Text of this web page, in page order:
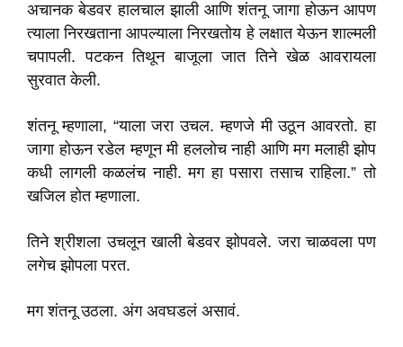
अचानक बेडवर हालचाल झाली आणि शंतनू जागा होऊन आपण
त्याला निरखताना आपल्याला निरखतोय हे लक्षात येऊन शाल्मली
चपापली. पटकन तिथून बाजूला जात तिने खेळ आवरायला
सुरवात केली.
शंतनू म्हणाला, “याला जरा उचल. म्हणजे मी उठून आवरतो. हा
जागा होऊन रडेल म्हणून मी हललोच नाही आणि मग मलाही झोप
कधी लागली कळलंच नाही. मग हा पसारा तसाच राहिला.” तो
खजिल होत म्हणाला.
तिने श्रीशला उचलून खाली बेडवर झोपवले. जरा चाळवला पण
लगेच झोपला परत.
मग शंतनू उठला. अंग अवघडलं असावं.